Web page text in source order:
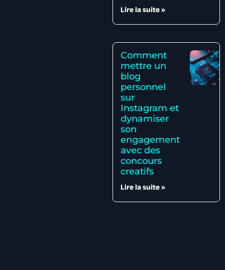
Lire la suite »
Comment
mettre un
blog
personnel
sur
Instagram et
dynamiser
son
engagement
avec des
concours
creatifs
Lire la suite »